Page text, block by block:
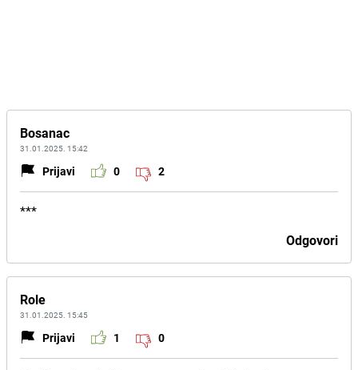
Bosanac
31.01.2025. 15:42
Prijavi 0 2
***
Odgovori
Role
31.01.2025. 15:45
Prijavi 1 0